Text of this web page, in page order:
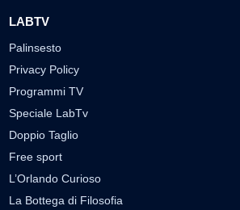
LABTV
Palinsesto
Privacy Policy
Programmi TV
Speciale LabTv
Doppio Taglio
Free sport
L’Orlando Curioso
La Bottega di Filosofia